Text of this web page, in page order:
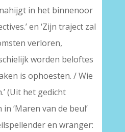
in het binnenoor
en ‘Zijn traject zal
verloren,
worden beloftes
is ophoesten. / Wie
(Uit het gedicht
in ‘Maren van de beul’
en wranger: